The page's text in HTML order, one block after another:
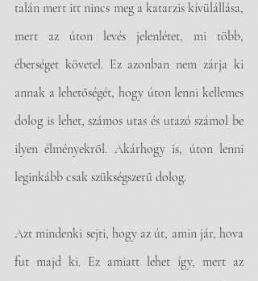
talán mert itt nincs meg a katarzis kívülállása,
mert az úton levés jelenlétet, mi több,
éberséget követel. Ez azonban nem zárja ki
annak a lehetőségét, hogy úton lenni kellemes
dolog is lehet, számos utas és utazó számol be
ilyen élményekről. Akárhogy is, úton lenni
leginkább csak szükségszerű dolog.
Azt mindenki sejti, hogy az út, amin jár, hova
fut majd ki. Ez amiatt lehet így, mert az